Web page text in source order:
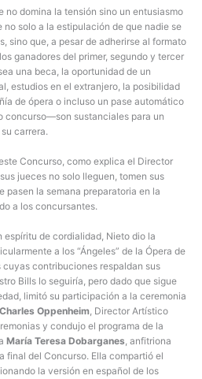
no domina la tensión sino un entusiasmo
solo a la estipulación de que nadie se
sino que, a pesar de adherirse al formato
ganadores del primer, segundo y tercer
una beca, la oportunidad de un
estudios en el extranjero, la posibilidad
de ópera o incluso un pase automático
concurso—son sustanciales para un
carrera.
Concurso, como explica el Director
sus jueces no solo lleguen, tomen sus
pasen la semana preparatoria en la
a los concursantes.
espíritu de cordialidad, Nieto dio la
a los “Ángeles” de la Ópera de
contribuciones respaldan sus
Bills lo seguiría, pero dado que sigue
limitó su participación a la ceremonia
Charles Oppenheim, Director Artístico
y condujo el programa de la
María Teresa Dobarganes, anfitriona
final del Concurso. Ella compartió el
la versión en español de los